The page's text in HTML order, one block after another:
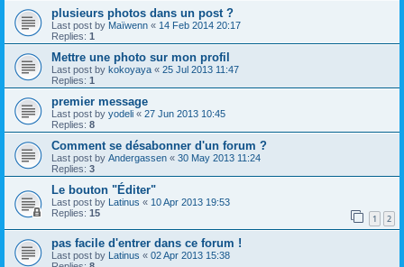
plusieurs photos dans un post ?
Last post by Maïwenn « 14 Feb 2014 20:17
Replies: 1
Mettre une photo sur mon profil
Last post by kokoyaya « 25 Jul 2013 11:47
Replies: 1
premier message
Last post by yodeli « 27 Jun 2013 10:45
Replies: 8
Comment se désabonner d'un forum ?
Last post by Andergassen « 30 May 2013 11:24
Replies: 3
Le bouton "Éditer"
Last post by Latinus « 10 Apr 2013 19:53
Replies: 15 1 2
pas facile d'entrer dans ce forum !
Last post by Latinus « 02 Apr 2013 15:38